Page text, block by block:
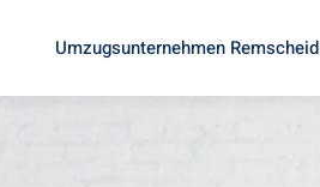
Umzugsunternehmen Remscheid